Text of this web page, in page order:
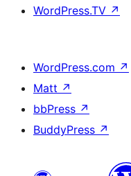
WordPress.TV ↗
WordPress.com ↗
Matt ↗
bbPress ↗
BuddyPress ↗